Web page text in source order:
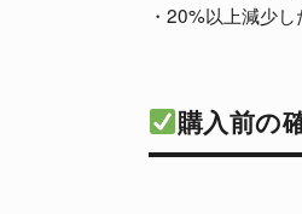
・20%以上減少
購入前の